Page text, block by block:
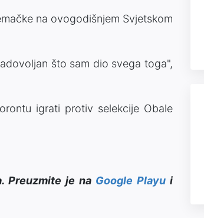
na ovogodišnjem Svjetskom
što sam dio svega toga",
igrati protiv selekcije Obale
Preuzmite je na Google Playui